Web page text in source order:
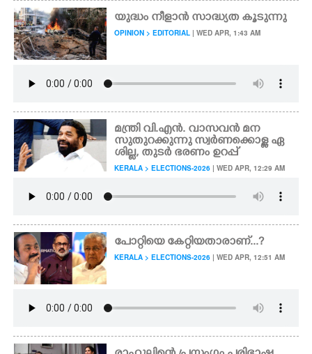
യുദ്ധം നീളാൻ സാദ്ധ്യത കൂടുന്നു
OPINION > EDITORIAL | WED APR, 1:43 AM
മന്ത്രി വി.എൻ. വാസവൻ മന
സുതുറക്കുന്നു സ്വർണക്കൊള്ള ഏ
ശില്ല, തുടർ ഭരണം ഉറപ്പ്
KERALA > ELECTIONS-2026 | WED APR, 12:29 AM
പോറ്റിയെ കേറ്റിയതാരാണ്...?
KERALA > ELECTIONS-2026 | WED APR, 12:51 AM